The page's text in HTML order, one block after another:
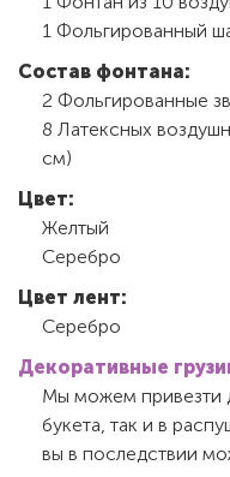
1 Фольгированный
Состав фонтана:
2 Фольгированные
8 Латексных
см)
Цвет:
Желтый
Серебро
Цвет лент:
Серебро
Декоративные
Мы можем привезти
букета, так и в
вы в последствии